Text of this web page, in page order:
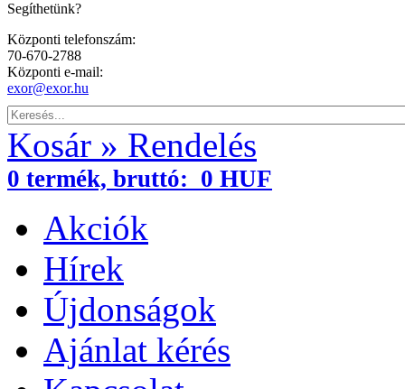
Segíthetünk?
Központi telefonszám:
70-670-2788
Központi e-mail:
exor@exor.hu
Kosár » Rendelés
0 termék, bruttó: 0 HUF
Akciók
Hírek
Újdonságok
Ajánlat kérés